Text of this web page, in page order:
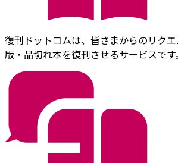
復刊ドットコムは、皆さまからのリク
版・品切れ本を復刊させるサービスです。